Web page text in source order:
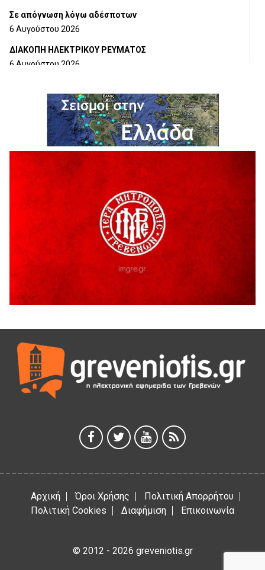
Σε απόγνωση λόγω αδέσποτων
6 Αυγούστου 2026
ΔΙΑΚΟΠΗ ΗΛΕΚΤΡΙΚΟΥ ΡΕΥΜΑΤΟΣ
6 Αυγούστου 2026
6 Αυγούστου 2026
H παραδοχή λαθών είναι (και) δύναμη
5 Αυγούστου 2026
Ο ΑΝΔΡΕΑΣ ΑΣΛΑΝΙΔΗΣ ΣΥΝΕΧΙΖΕΙ ΣΤΟΝ ΠΡΩΤΕΑ
ΓΡΕΒΕΝΩΝ
Ευχαριστήριο Εκπολιτιστικού Συλλόγου Ταξιάρχη προς κ.
Παρασχάκη Αθανάσιο
5 Αυγούστου 2026
Διακοπή υδροδότησης του Α΄ κλάδου ύδρευσης
5 Αυγούστου 2026
Η Marseaux στα Γρεβενά για μια μοναδική συναυλία
5 Αυγούστου 2026
Ανάσες».
5 Αυγούστου 2026
Γρεβενά: Συνελήφθη 18χρονος αλλοδαπός, για κλοπή
εξοπλισμού γυμναστηρίου
5 Αυγούστου 2026
Αρχική Όροι Χρήσης
Πολιτική Απορρήτου
Πολιτική Cookies
Διαφήμιση Επικοινωνία
© 2012 - 2026 greveniotis.gr